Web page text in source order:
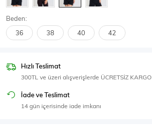
Body Atlet
SPOR GİYİM
Eşofman Üstü
Beden:
36 38 40 42
Hızlı Teslimat
300TL ve üzeri alışverişlerde ÜCRETSİZ KARGO
İade ve Teslimat
14 gün içerisinde iade imkanı